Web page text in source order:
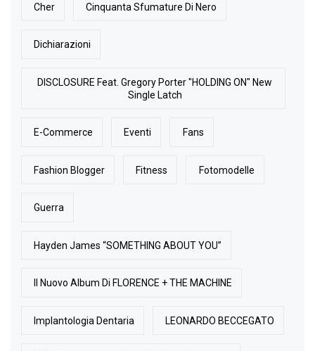
Cher Cinquanta Sfumature Di Nero
Dichiarazioni
DISCLOSURE Feat. Gregory Porter "HOLDING ON" New
Single Latch
E-Commerce Eventi Fans
Fashion Blogger Fitness Fotomodelle
Guerra
Hayden James “SOMETHING ABOUT YOU”
Il Nuovo Album Di FLORENCE + THE MACHINE
Implantologia Dentaria LEONARDO BECCEGATO